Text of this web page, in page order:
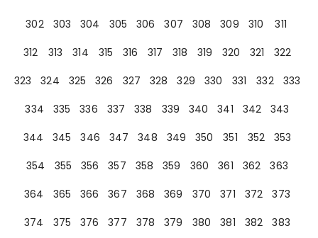
302
303 304 305 306 307 308 309 310
311
312
313 314 315 316 317 318 319 320 321
322
323
324 325 326 327 328 329 330 331 332
333
334
335 336 337 338 339 340 341 342
343
344
345 346 347 348 349 350 351 352
353
354
355 356 357 358 359 360 361 362
363
364
365 366 367 368 369 370 371 372
373
374
375 376 377 378 379 380 381 382
383